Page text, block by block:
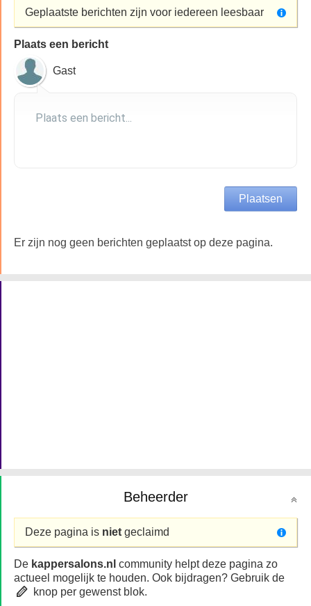
Geplaatste berichten zijn voor iedereen leesbaar
Plaats een bericht
Gast
Er zijn nog geen berichten geplaatst op deze pagina.
Beheerder
Deze pagina is niet geclaimd
De kappersalons.nl community helpt deze pagina zo
actueel mogelijk te houden. Ook bijdragen? Gebruik de
knop per gewenst blok.